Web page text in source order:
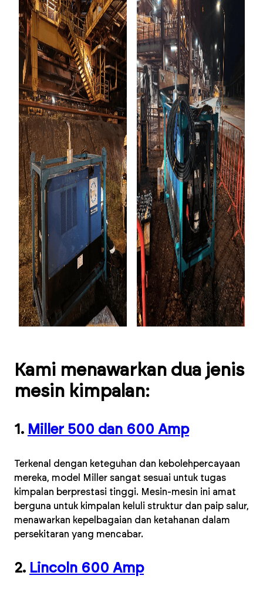
Kami menawarkan dua jenis
mesin kimpalan:
1. Miller 500 dan 600 Amp
Terkenal dengan keteguhan dan kebolehpercayaan
mereka, model Miller sangat sesuai untuk tugas
kimpalan berprestasi tinggi. Mesin-mesin ini amat
berguna untuk kimpalan keluli struktur dan paip salur,
menawarkan kepelbagaian dan ketahanan dalam
persekitaran yang mencabar.
2. Lincoln 600 Amp